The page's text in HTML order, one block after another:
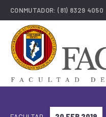
CONMUTADOR:(81) 8329 4050